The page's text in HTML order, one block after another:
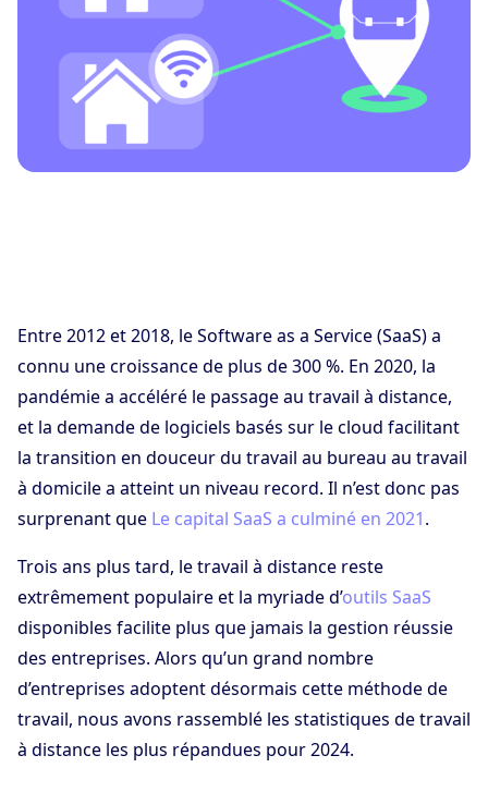
Entre 2012 et 2018, le Software as a Service (SaaS) a
connu une croissance de plus de 300 %. En 2020, la
pandémie a accéléré le passage au travail à distance,
et la demande de logiciels basés sur le cloud facilitant
la transition en douceur du travail au bureau au travail
à domicile a atteint un niveau record. Il n’est donc pas
surprenant que Le capital SaaS a culminé en 2021.
Trois ans plus tard, le travail à distance reste
extrêmement populaire et la myriade d’outils SaaS
disponibles facilite plus que jamais la gestion réussie
des entreprises. Alors qu’un grand nombre
d’entreprises adoptent désormais cette méthode de
travail, nous avons rassemblé les statistiques de travail
à distance les plus répandues pour 2024.